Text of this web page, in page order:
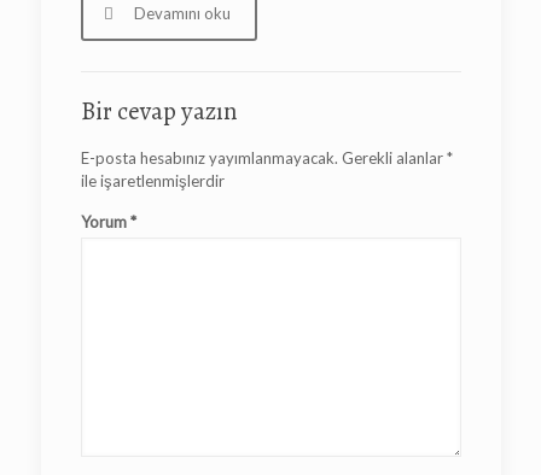
Devamını oku
Bir cevap yazın
E-posta hesabınız yayımlanmayacak. Gerekli alanlar*
ile işaretlenmişlerdir
Yorum*